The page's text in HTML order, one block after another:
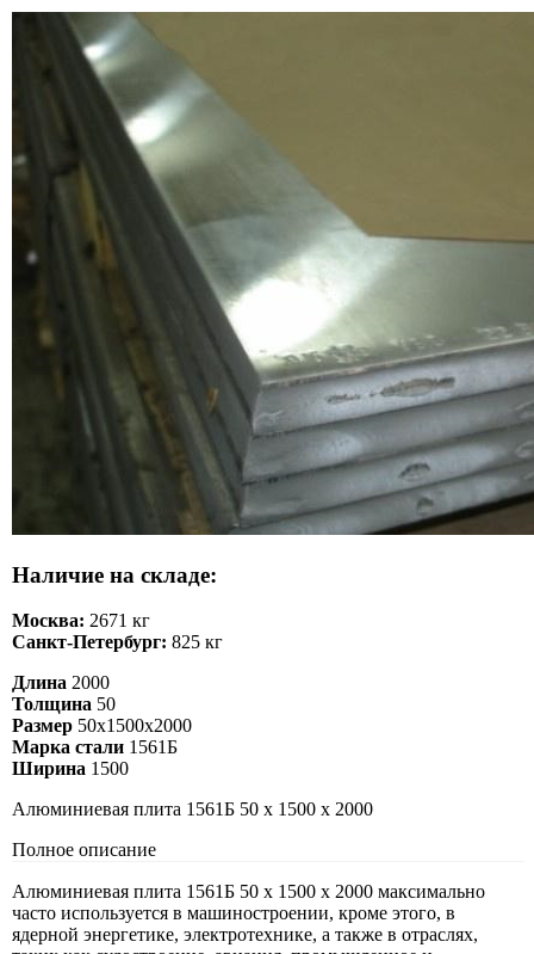
Наличие на складе:
Москва: 2671 кг
Санкт-Петербург: 825 кг
Длина 2000
Толщина 50
Размер 50х1500х2000
Марка стали 1561Б
Ширина 1500
Алюминиевая плита 1561Б 50 х 1500 х 2000
Полное описание
Алюминиевая плита 1561Б 50 х 1500 х 2000 максимально
часто используется в машиностроении, кроме этого, в
ядерной энергетике, электротехнике, а также в отраслях,